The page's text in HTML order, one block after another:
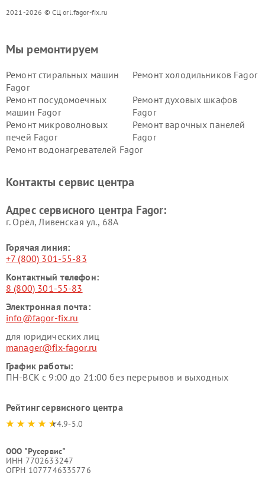
2021-2026 © СЦ orl.fagor-fix.ru
Мы ремонтируем
Ремонт стиральных машин
Fagor
Ремонт холодильников Fagor
Ремонт посудомоечных
машин Fagor
Ремонт духовых шкафов
Fagor
Ремонт микроволновых
печей Fagor
Ремонт варочных панелей
Fagor
Ремонт водонагревателей Fagor
Контакты сервис центра
Адрес сервисного центра Fagor:
г. Орёл, Ливенская ул., 68А
Горячая линия:
+7 (800) 301-55-83
Контактный телефон:
8 (800) 301-55-83
Электронная почта:
info@fagor-fix.ru
для юридических лиц
manager@fix-fagor.ru
График работы:
ПН-ВСК с 9:00 до 21:00 без перерывов и выходных
Рейтинг сервисного центра
4.9-5.0
ООО "Русервис"
ИНН 7702633247
ОГРН 1077746335776